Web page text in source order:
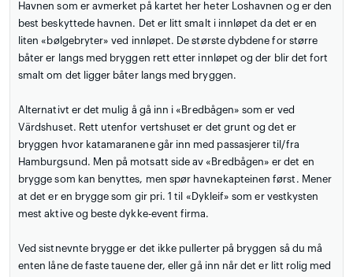
Havnen som er avmerket på kartet her heter Loshavnen og er den
best beskyttede havnen. Det er litt smalt i innløpet da det er en
liten «bølgebryter» ved innløpet. De største dybdene for større
båter er langs med bryggen rett etter innløpet og der blir det fort
smalt om det ligger båter langs med bryggen.
Alternativt er det mulig å gå inn i «Bredbågen» som er ved
Värdshuset. Rett utenfor vertshuset er det grunt og det er
bryggen hvor katamaranene går inn med passasjerer til/fra
Hamburgsund. Men på motsatt side av «Bredbågen» er det en
brygge som kan benyttes, men spør havnekapteinen først. Mener
at det er en brygge som gir pri. 1 til «Dykleif» som er vestkysten
mest aktive og beste dykke-event firma.
Ved sistnevnte brygge er det ikke pullerter på bryggen så du må
enten låne de faste tauene der, eller gå inn når det er litt rolig med